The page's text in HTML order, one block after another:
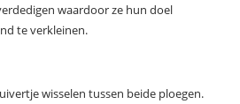
waardoor ze hun doel
te verkleinen.
wisselen tussen beide ploegen.